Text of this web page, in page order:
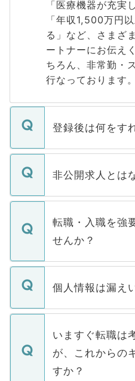
「医療機器が充実
「年収1,500万円
る」など、さまざ
ートナーにお伝え
ちろん、非常勤・
行なっております。
登録後は何をす
ご登録いただきま
登録内容を確認し
ます。通常、5営
いただきますので
い。
非公開求人とは
マイナビDOCTOR
うち約3割は、
けない「非公開求
下記の理由によっ
ません。
■応募殺到を避け
関を公にしてしま
に、医療機関が求
みを人材紹介会社
ています。
転職・入職を強
せんか？
転職・入職を強要
ん。また、仮に応
定を承諾する必要
の辞退の連絡はキ
ますので、ご安心
個人情報は漏え
個人情報が漏えい
で、ご安心くださ
などで収集したご
ご本人のキャリア
支援を目的に使用
いますぐ転職は
が、これからの
すか？